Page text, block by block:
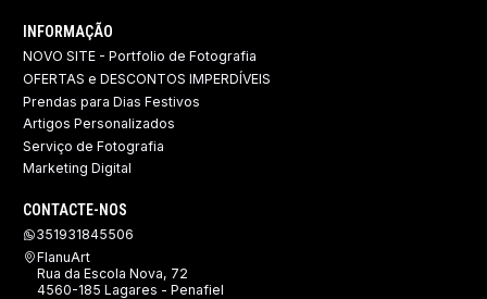
INFORMAÇÃO
NOVO SITE - Portfolio de Fotografia
OFERTAS e DESCONTOS IMPERDÍVEIS
Prendas para Dias Festivos
Artigos Personalizados
Serviço de Fotografia
Marketing Digital
CONTACTE-NOS
351931845506
FlanuArt
Rua da Escola Nova, 72
4560-185 Lagares - Penafiel